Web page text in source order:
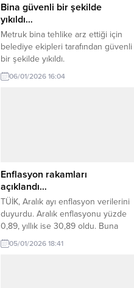
Bina güvenli bir şekilde
yıkıldı…
Metruk bina tehlike arz ettiği için
belediye ekipleri tarafından güvenli
bir şekilde yıkıldı.
06/01/2026 16:04
Enflasyon rakamları
açıklandı…
TÜİK, Aralık ayı enflasyon verilerini
duyurdu. Aralık enflasyonu yüzde
0,89, yıllık ise 30,89 oldu. Buna
göre, memur ve memur emeklisi
için 6 aylık enflasyon farkı yüzde
05/01/2026 18:41